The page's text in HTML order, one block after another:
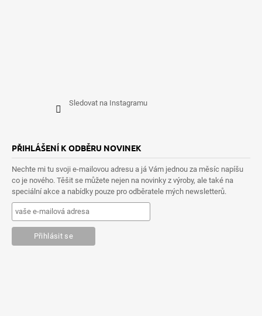
Sledovat na Instagramu
PŘIHLÁŠENÍ K ODBĚRU NOVINEK
Nechte mi tu svoji e-mailovou adresu a já Vám jednou za měsíc napíšu
co je nového. Těšit se můžete nejen na novinky z výroby, ale také na
speciální akce a nabídky pouze pro odběratele mých newsletterů.